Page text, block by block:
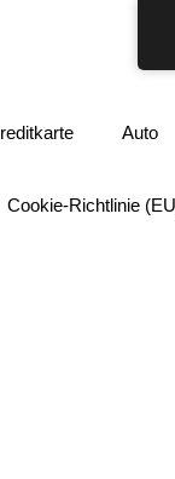
Auto
Cookie-Richtlinie